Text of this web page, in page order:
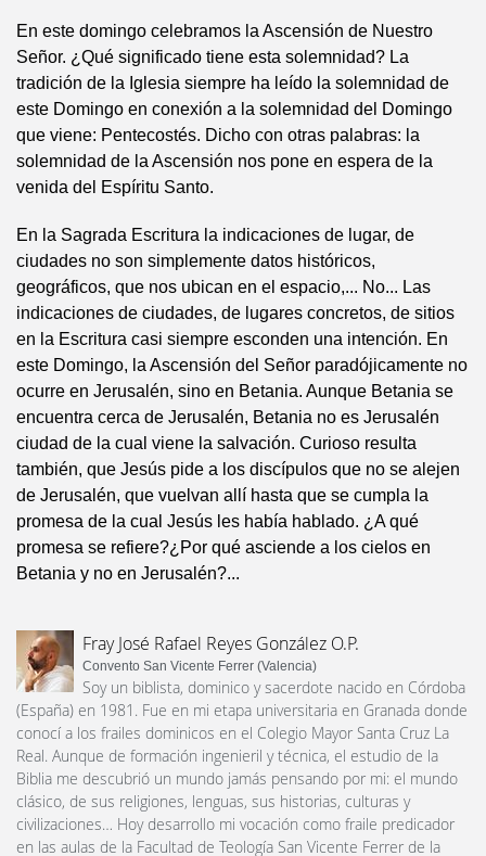
En este domingo celebramos la Ascensión de Nuestro
Señor. ¿Qué significado tiene esta solemnidad? La
tradición de la Iglesia siempre ha leído la solemnidad de
este Domingo en conexión a la solemnidad del Domingo
que viene: Pentecostés. Dicho con otras palabras: la
solemnidad de la Ascensión nos pone en espera de la
venida del Espíritu Santo.
En la Sagrada Escritura la indicaciones de lugar, de
ciudades no son simplemente datos históricos,
geográficos, que nos ubican en el espacio,... No... Las
indicaciones de ciudades, de lugares concretos, de sitios
en la Escritura casi siempre esconden una intención. En
este Domingo, la Ascensión del Señor paradójicamente no
ocurre en Jerusalén, sino en Betania. Aunque Betania se
encuentra cerca de Jerusalén, Betania no es Jerusalén
ciudad de la cual viene la salvación. Curioso resulta
también, que Jesús pide a los discípulos que no se alejen
de Jerusalén, que vuelvan allí hasta que se cumpla la
promesa de la cual Jesús les había hablado. ¿A qué
promesa se refiere?¿Por qué asciende a los cielos en
Betania y no en Jerusalén?...
Fray José Rafael Reyes González O.P.
Convento San Vicente Ferrer (Valencia)
Soy un biblista, dominico y sacerdote nacido en Córdoba
(España) en 1981. Fue en mi etapa universitaria en Granada donde
conocí a los frailes dominicos en el Colegio Mayor Santa Cruz La
Real. Aunque de formación ingenieril y técnica, el estudio de la
Biblia me descubrió un mundo jamás pensando por mi: el mundo
clásico, de sus religiones, lenguas, sus historias, culturas y
civilizaciones… Hoy desarrollo mi vocación como fraile predicador
en las aulas de la Facultad de Teología San Vicente Ferrer de la